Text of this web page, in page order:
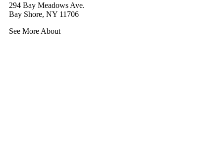
294 Bay Meadows Ave.
Bay Shore, NY 11706
See More About